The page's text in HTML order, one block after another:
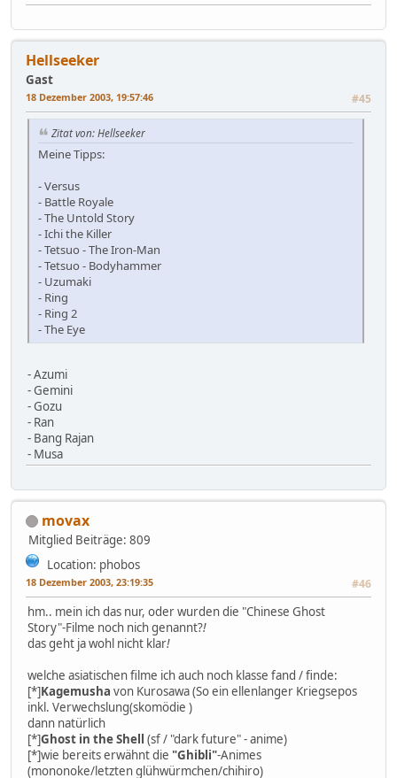
Hellseeker
Gast
18 Dezember 2003, 19:57:46 #45
Zitat von: Hellseeker
Meine Tipps:
- Versus
- Battle Royale
- The Untold Story
- Ichi the Killer
- Tetsuo - The Iron-Man
- Tetsuo - Bodyhammer
- Uzumaki
- Ring
- Ring 2
- The Eye
- Azumi
- Gemini
- Gozu
- Ran
- Bang Rajan
- Musa
movax
Mitglied Beiträge: 809
Location: phobos
18 Dezember 2003, 23:19:35 #46
hm.. mein ich das nur, oder wurden die "Chinese Ghost
Story"-Filme noch nich genannt?!
das geht ja wohl nicht klar!
welche asiatischen filme ich auch noch klasse fand / finde:
[*]Kagemusha von Kurosawa (So ein ellenlanger Kriegsepos
inkl. Verwechslung(skomödie )
dann natürlich
[*]Ghost in the Shell (sf / "dark future" - anime)
[*]wie bereits erwähnt die "Ghibli"-Animes
(mononoke/letzten glühwürmchen/chihiro)